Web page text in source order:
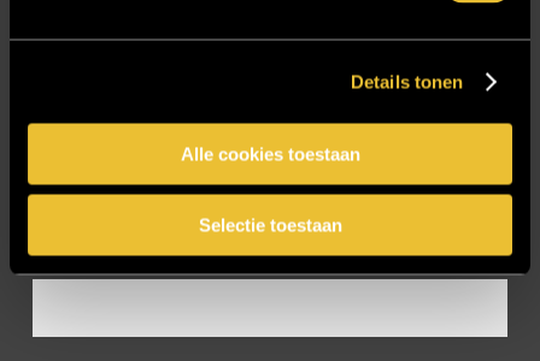
Details tonen
Alle cookies toestaan
Selectie toestaan
Vacatures
E-mailadres *